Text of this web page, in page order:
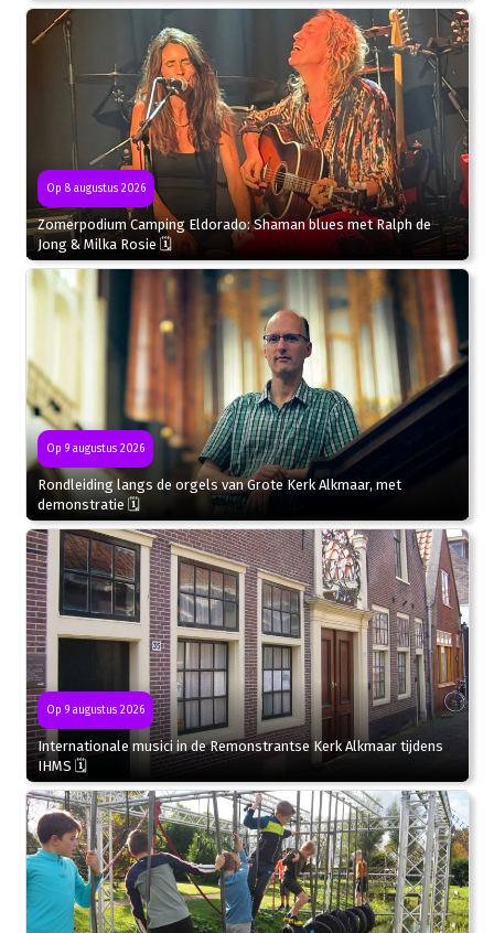
Op 8 augustus 2026
Zomerpodium Camping Eldorado: Shaman blues met Ralph de
Jong & Milka Rosie 🗓
Op 9 augustus 2026
Rondleiding langs de orgels van Grote Kerk Alkmaar, met
demonstratie 🗓
Op 9 augustus 2026
Internationale musici in de Remonstrantse Kerk Alkmaar tijdens
IHMS 🗓